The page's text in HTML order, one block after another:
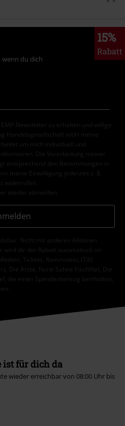
15%
Rabatt
wenn du dich
Newsletter zu erhalten und willige
Handelsgesellschaft mbH meine
um mich individuell und
Die Verarbeitung meiner
entsprechend den Bestimmungen in
meine Einwilligung jederzeit z. B.
widerrufen.
wieder abmelden.
Nicht mit anderen Aktionen
wird dir der Rabatt automatisch im
Tickets, Rammstein, (Till)
Die Ärzte, Feine Sahne Fischfilet, Die
die einen Spendenbeitrag beinhalten,
ist für dich da
wieder erreichbar von 08:00 Uhr bis